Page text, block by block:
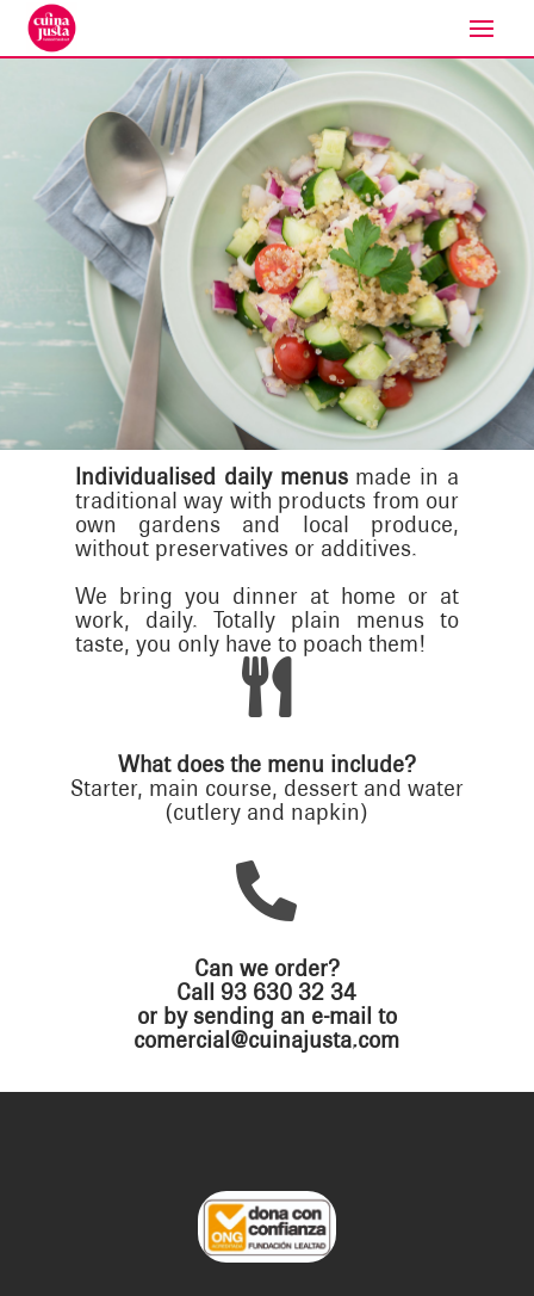
Individualised daily menusmade in a
traditional way with products from our
own gardens and local produce,
without preservatives or additives.
We bring you dinner at home or at
work, daily. Totally plain menus to
taste, you only have to poach them!

What does the menu include?
Starter, main course, dessert and water
(cutlery and napkin)

Can we order?
Call 93 630 32 34
or by sending an e-mail to
comercial@cuinajusta.com